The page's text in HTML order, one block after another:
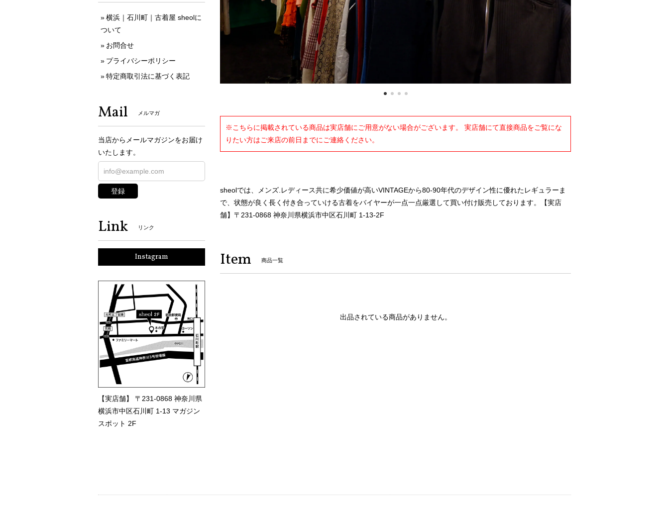
※こちらに掲載されている商品は実店舗にご用意がない場合がございます。 実店舗にて直接商品をご覧にな
りたい方はご来店の前日までにご連絡ください。
sheolでは、メンズ.レディース共に希少価値が高いVINTAGEから80-90年代のデザイン性に優れたレギュラーま
で、状態が良く長く付き合っていける古着をバイヤーが一点一点厳選して買い付け販売しております。【実店
舗】〒231-0868 神奈川県横浜市中区石川町 1-13-2F
Item 商品一覧
出品されている商品がありません。
横浜｜石川町｜古着屋 sheolに
ついて
お問合せ
プライバシーポリシー
特定商取引法に基づく表記
Mail メルマガ
当店からメールマガジンをお届け
いたします。
登録
Link リンク
Instagram
【実店舗】 〒231-0868 神奈川県
横浜市中区石川町 1-13 マガジン
スポット 2F